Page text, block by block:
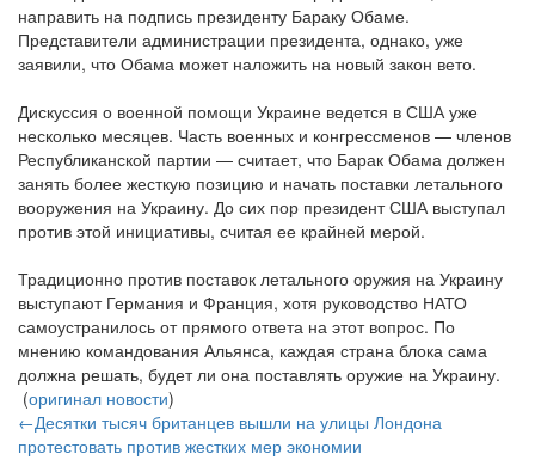
направить на подпись президенту Бараку Обаме.
Представители администрации президента, однако, уже
заявили, что Обама может наложить на новый закон вето.
Дискуссия о военной помощи Украине ведется в США уже
несколько месяцев. Часть военных и конгрессменов — членов
Республиканской партии — считает, что Барак Обама должен
занять более жесткую позицию и начать поставки летального
вооружения на Украину. До сих пор президент США выступал
против этой инициативы, считая ее крайней мерой.
Традиционно против поставок летального оружия на Украину
выступают Германия и Франция, хотя руководство НАТО
самоустранилось от прямого ответа на этот вопрос. По
мнению командования Альянса, каждая страна блока сама
должна решать, будет ли она поставлять оружие на Украину.
(оригинал новости)
←Десятки тысяч британцев вышли на улицы Лондона
протестовать против жестких мер экономии